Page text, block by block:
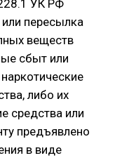
УК РФ
пересылка
веществ
сбыт или
либо их
средства или
предъявлено
в виде